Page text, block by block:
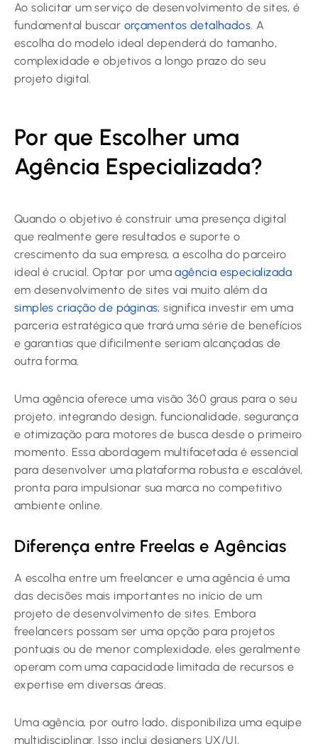
Ao solicitar um serviço de desenvolvimento de sites, é
fundamental buscar orçamentos detalhados. A
escolha do modelo ideal dependerá do tamanho,
complexidade e objetivos a longo prazo do seu
projeto digital.
Por que Escolher uma
Agência Especializada?
Quando o objetivo é construir uma presença digital
que realmente gere resultados e suporte o
crescimento da sua empresa, a escolha do parceiro
ideal é crucial. Optar por umaagência especializada
em desenvolvimento de sites vai muito além da
simples criação de páginas; significa investir em uma
parceria estratégica que trará uma série de benefícios
e garantias que dificilmente seriam alcançadas de
outra forma.
Uma agência oferece uma visão 360 graus para o seu
projeto, integrando design, funcionalidade, segurança
e otimização para motores de busca desde o primeiro
momento. Essa abordagem multifacetada é essencial
para desenvolver uma plataforma robusta e escalável,
pronta para impulsionar sua marca no competitivo
ambiente online.
Diferença entre Freelas e Agências
A escolha entre um freelancer e uma agência é uma
das decisões mais importantes no início de um
projeto de desenvolvimento de sites. Embora
freelancers possam ser uma opção para projetos
pontuais ou de menor complexidade, eles geralmente
operam com uma capacidade limitada de recursos e
expertise em diversas áreas.
Uma agência, por outro lado, disponibiliza uma equipe
multidisciplinar. Isso inclui designers UX/UI,